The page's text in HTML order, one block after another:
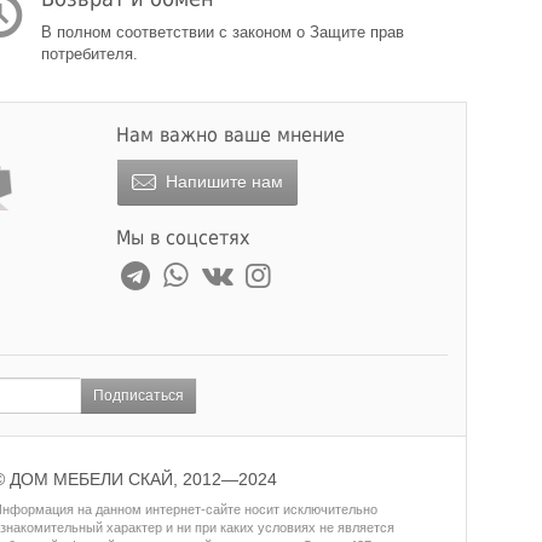
В полном соответствии с законом о Защите прав
потребителя.
Нам важно ваше мнение
Напишите нам
Мы в соцсетях
Подписаться
ДОМ МЕБЕЛИ СКАЙ, 2012—2024
на данном интернет-сайте носит исключительно
характер и ни при каких условиях не является